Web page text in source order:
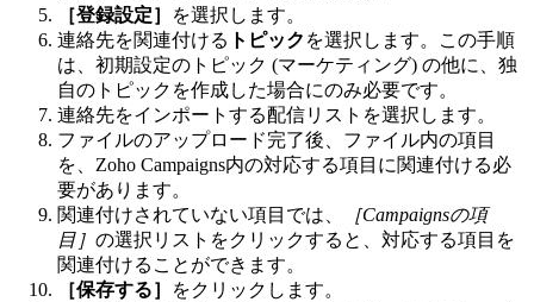
［登録設定］
を選択します。
連絡先を関連付ける トピック を選択します。この手順
は、初期設定のトピック (マーケティング) の他に、独
自のトピックを作成した場合にのみ必要です。
連絡先をインポートする配信リストを選択します。
ファイルのアップロード完了後、ファイル内の項目
を、Zoho Campaigns内の対応する項目に関連付ける必
要があります。
関連付けされていない項目では、
［Campaignsの項
目］ の選択リストをクリックすると、対応する項目を
関連付けることができます。
［保存する］
をクリックします。